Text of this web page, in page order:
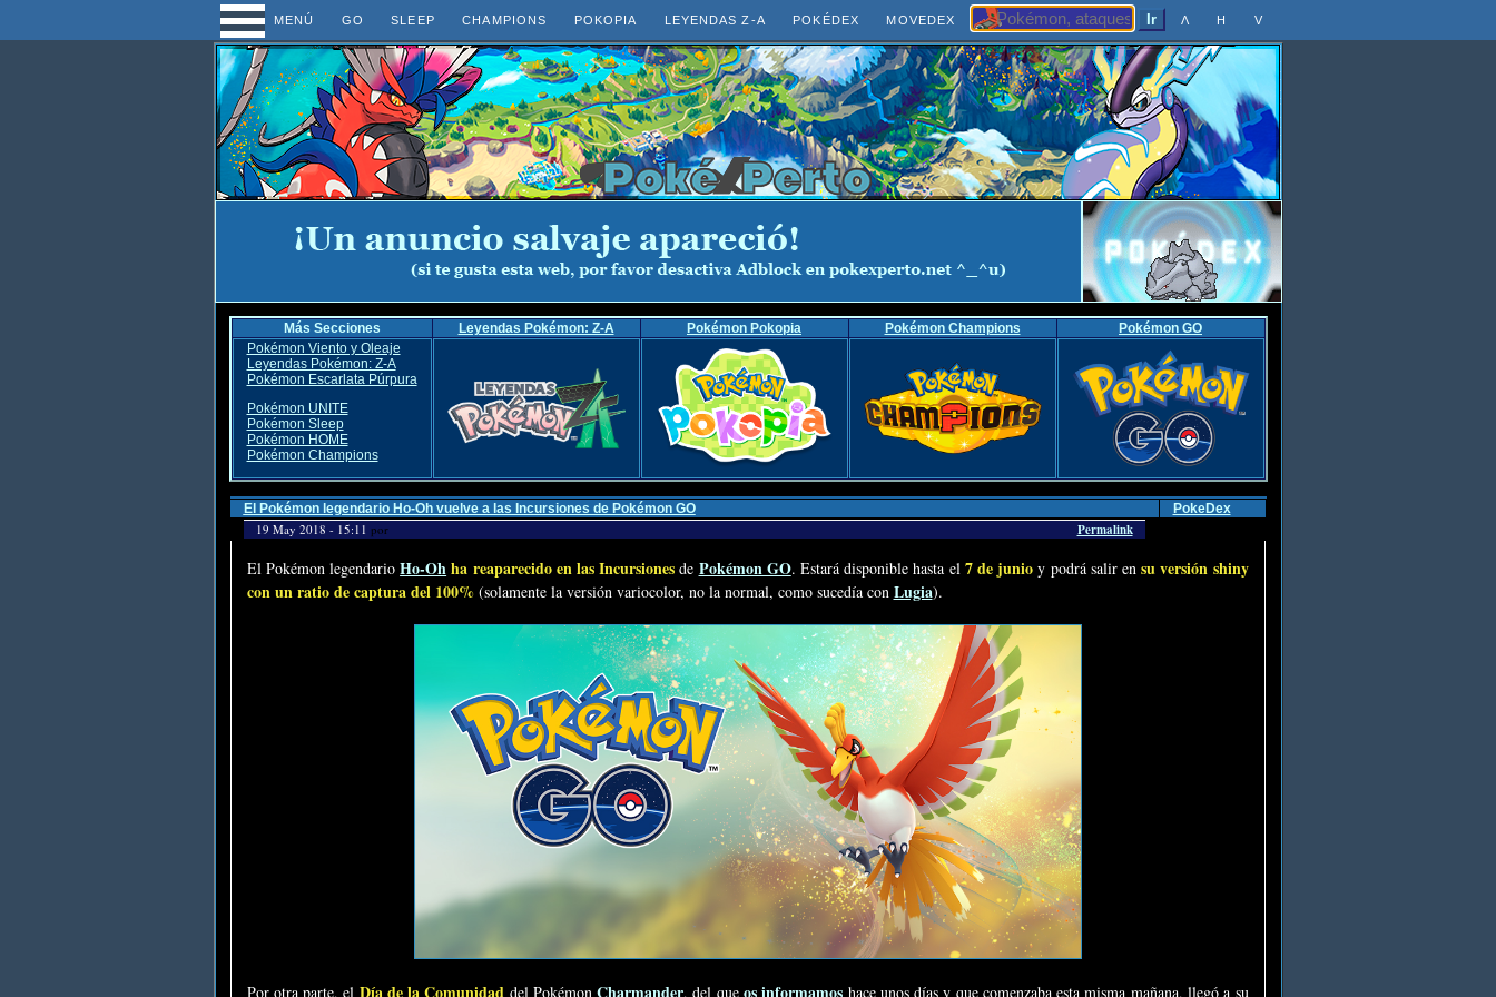
MENÚ GO SLEEP CHAMPIONS POKOPIA LEYENDAS Z-A POKÉDEX MOVEDEX Λ H V
Más Secciones Leyendas Pokémon: Z-A Pokémon Pokopia Pokémon Champions
Pokémon GO
Pokémon Viento y Oleaje
Leyendas Pokémon: Z-A
Pokémon Escarlata Púrpura
Pokémon UNITE
Pokémon Sleep
Pokémon HOME
Pokémon Champions
El Pokémon legendario Ho-Oh vuelve a las Incursiones de Pokémon GO PokeDex
19 May 2018 - 15:11 por Permalink
El Pokémon legendarioHo-Oh ha reaparecido en las Incursiones de Pokémon GO. Estará disponible hasta el 7 de junio y podrá salir ensu versión shiny
con un ratio de captura del 100%(solamente la versión variocolor, no la normal, como sucedía con Lugia).
Por otra parte, el Día de la Comunidad del PokémonCharmander, del queos informamos hace unos días y que comenzaba esta misma mañana, llegó a su